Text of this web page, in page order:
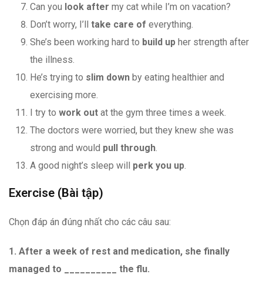
Can you look after my cat while I’m on vacation?
Don’t worry, I’ll take care of everything.
She’s been working hard to build up her strength after
the illness.
He’s trying to slim down by eating healthier and
exercising more.
I try to work out at the gym three times a week.
The doctors were worried, but they knew she was
strong and would pull through
A good night’s sleep will perk you up
Exercise (Bài tập)
Chọn đáp án đúng nhất cho các câu sau:
1. After a week of rest and medication, she finally
managed to __________ the flu.